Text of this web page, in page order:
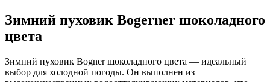
Зимний пуховик Bogerner шоколадного
цвета
Зимний пуховик Bogner шоколадного цвета — идеальный
выбор для холодной погоды. Он выполнен из